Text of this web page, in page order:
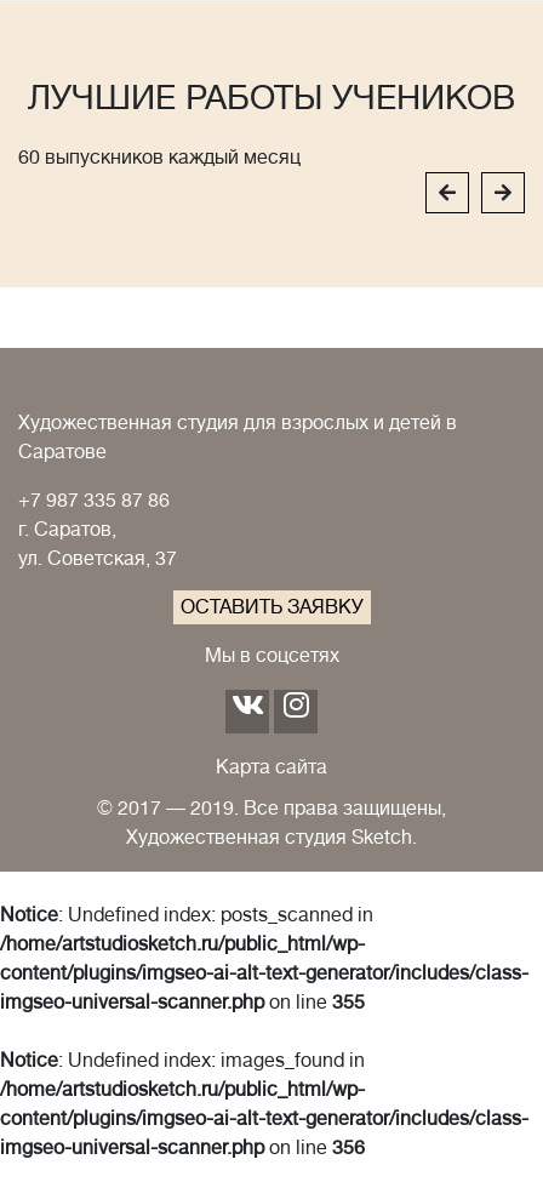
ЛУЧШИЕ РАБОТЫ УЧЕНИКОВ
60 выпускников каждый месяц
Художественная студия для взрослых и детей в
Саратове
+7 987 335 87 86
г. Саратов,
ул. Советская, 37
ОСТАВИТЬ ЗАЯВКУ
Мы в соцсетях
Карта сайта
© 2017 — 2019. Все права защищены,
Художественная студия Sketch.
Notice: Undefined index: posts_scanned in
/home/artstudiosketch.ru/public_html/wp-
content/plugins/imgseo-ai-alt-text-generator/includes/class-
imgseo-universal-scanner.phpon line 355
Notice: Undefined index: images_found in
/home/artstudiosketch.ru/public_html/wp-
content/plugins/imgseo-ai-alt-text-generator/includes/class-
imgseo-universal-scanner.phpon line 356